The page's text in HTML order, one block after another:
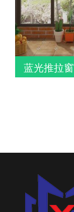
蓝光推拉窗